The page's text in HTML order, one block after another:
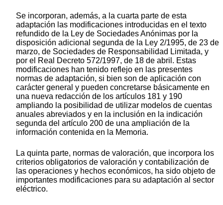
Se incorporan, además, a la cuarta parte de esta
adaptación las modificaciones introducidas en el texto
refundido de la Ley de Sociedades Anónimas por la
disposición adicional segunda de la Ley 2/1995, de 23 de
marzo, de Sociedades de Responsabilidad Limitada, y
por el Real Decreto 572/1997, de 18 de abril. Estas
modificaciones han tenido reflejo en las presentes
normas de adaptación, si bien son de aplicación con
carácter general y pueden concretarse básicamente en
una nueva redacción de los artículos 181 y 190
ampliando la posibilidad de utilizar modelos de cuentas
anuales abreviados y en la inclusión en la indicación
segunda del artículo 200 de una ampliación de la
información contenida en la Memoria.
La quinta parte, normas de valoración, que incorpora los
criterios obligatorios de valoración y contabilización de
las operaciones y hechos económicos, ha sido objeto de
importantes modificaciones para su adaptación al sector
eléctrico.